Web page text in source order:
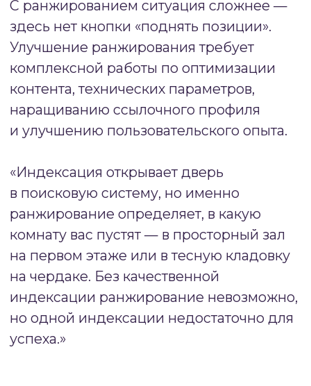
ресурсов, релевантность анкоров,
профиля
Поведенческие факторы
на сайте: время сеанса, глубина
просмотра, показатель отказов,
возвраты в выдачу
Коммерческие факторы
наличие контактов, способов
Вес каждого фактора зависит от типа
информационных запросов большее
значение имеют текстовые факторы
запросов критически важны